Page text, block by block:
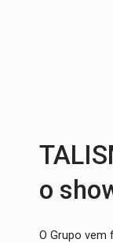
o
O Grupo vem